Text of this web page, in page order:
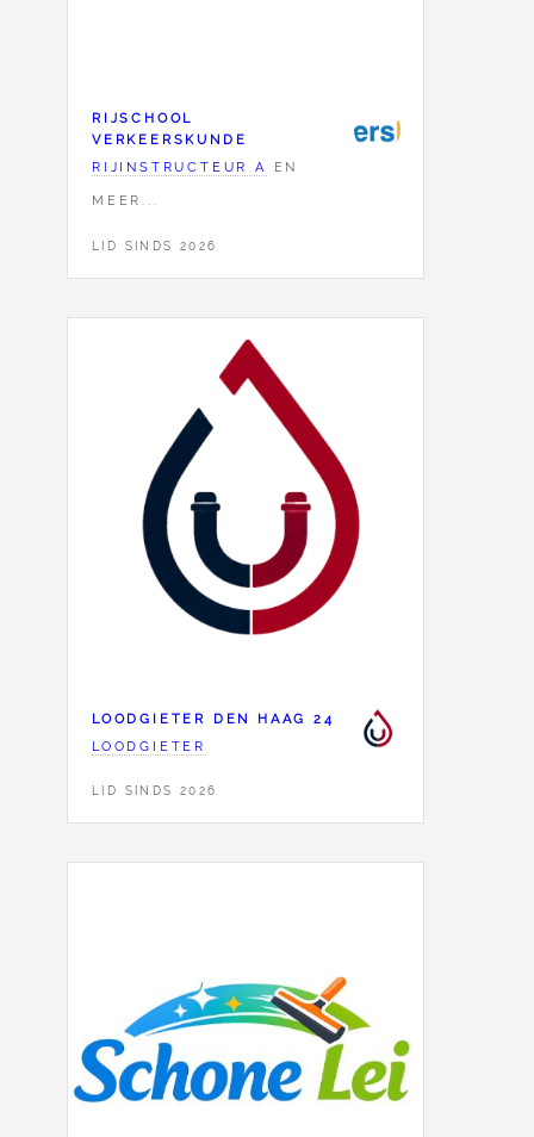
RIJSCHOOL
VERKEERSKUNDE
RIJINSTRUCTEUR A
EN
MEER...
LID SINDS 2026
LOODGIETER DEN HAAG 24
LOODGIETER
LID SINDS 2026